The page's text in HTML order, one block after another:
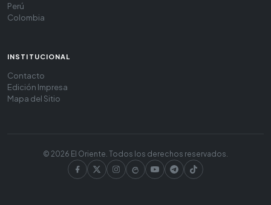
Perú
Colombia
INSTITUCIONAL
Contacto
Edición Impresa
Mapa del Sitio
© 2026 El Oriente. Todos los derechos reservados.